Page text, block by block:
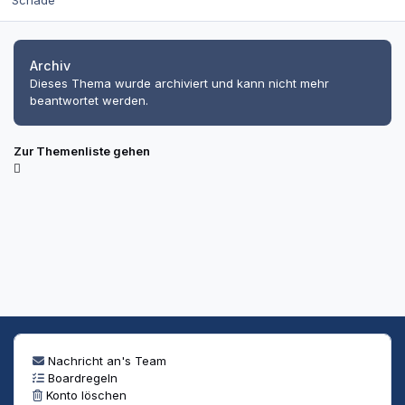
Archiv
Dieses Thema wurde archiviert und kann nicht mehr
beantwortet werden.
Zur Themenliste gehen
Nachricht an's Team
Boardregeln
Konto löschen